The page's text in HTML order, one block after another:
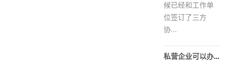
候已经和工作单
位签订了三方
协...
私营企业可以办理档案托管吗，存放在